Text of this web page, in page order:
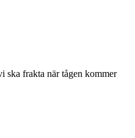
ska frakta när tågen kommer